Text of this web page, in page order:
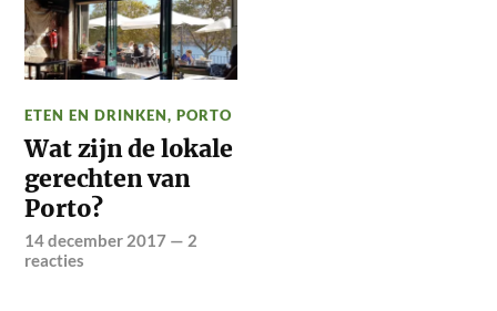
ETEN EN DRINKEN,PORTO
Wat zijn de lokale
gerechten van
Porto?
14 december 2017 — 2
reacties